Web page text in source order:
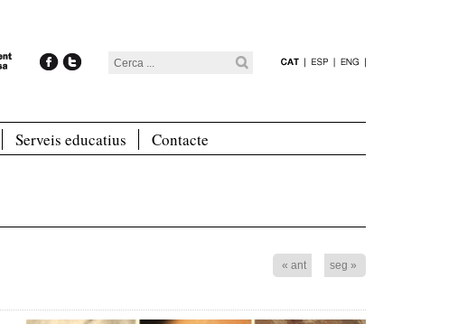
Serveis educatius Contacte
« ant seg »